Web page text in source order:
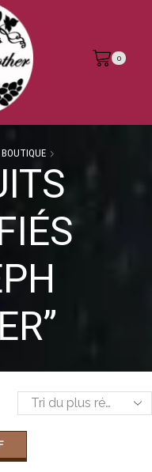
0
BOUTIQUE